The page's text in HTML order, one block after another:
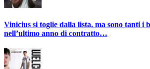
Vinicius si toglie dalla lista, ma sono tanti i
nell’ultimo anno di contratto…